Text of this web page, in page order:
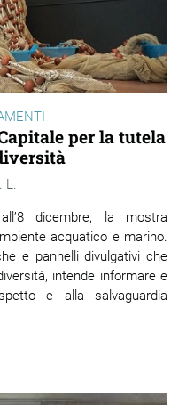
per la tutela
dicembre, la mostra
acquatico e marino.
e pannelli divulgativi che
intende informare e
e alla salvaguardia